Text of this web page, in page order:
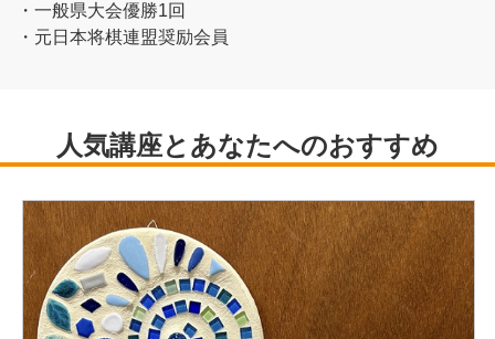
・一般県大会優勝1回
・元日本将棋連盟奨励会員